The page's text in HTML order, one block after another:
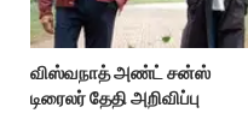
விஸ்வநாத் அண்ட் சன்ஸ்
டிரைலர் தேதி அறிவிப்பு